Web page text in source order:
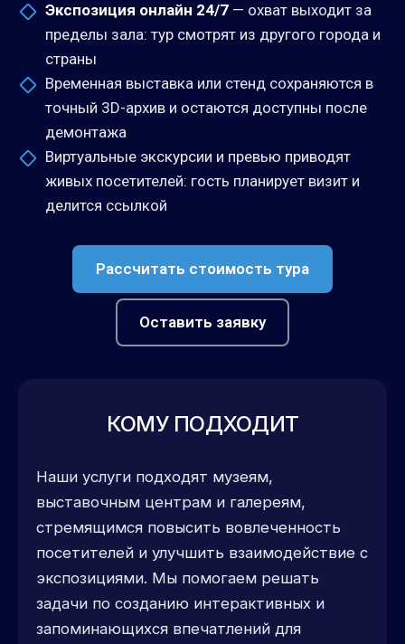
Экспозиция онлайн 24/7 — охват выходит за
пределы зала: тур смотрят из другого города и
страны
Временная выставка или стенд сохраняются в
точный 3D-архив и остаются доступны после
демонтажа
Виртуальные экскурсии и превью приводят
живых посетителей: гость планирует визит и
делится ссылкой
Рассчитать стоимость тура
Оставить заявку
КОМУ ПОДХОДИТ
Наши услуги подходят музеям,
выставочным центрам и галереям,
стремящимся повысить вовлеченность
посетителей и улучшить взаимодействие с
экспозициями. Мы помогаем решать
задачи по созданию интерактивных и
запоминающихся впечатлений для